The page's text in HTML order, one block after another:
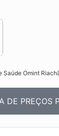
Saúde Omint
DE PREÇOS